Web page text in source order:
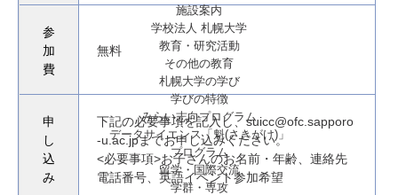
施設案内
学校法人 札幌大学
教育・研究活動
その他の教育
札幌大学の学び
学びの特徴
みらい志向プログラム
データサイエンス「魁(さきがけ)」
プログラム
留学・国際交流
学群・専攻
参
加
費
無料
申
し
込
み
下記の必要事項を記入し、suicc@ofc.sapporo
-u.ac.jpまでお申し込みください。
<必要事項>お子さんのお名前・年齢、連絡先
電話番号、英語イベント参加希望